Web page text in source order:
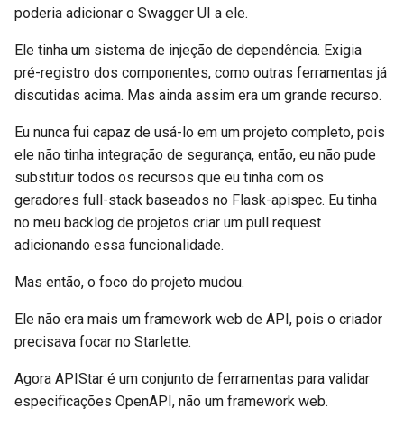
poderia adicionar o Swagger UI a ele.
Ele tinha um sistema de injeção de dependência. Exigia
pré-registro dos componentes, como outras ferramentas já
discutidas acima. Mas ainda assim era um grande recurso.
Eu nunca fui capaz de usá-lo em um projeto completo, pois
ele não tinha integração de segurança, então, eu não pude
substituir todos os recursos que eu tinha com os
geradores full-stack baseados no Flask-apispec. Eu tinha
no meu backlog de projetos criar um pull request
adicionando essa funcionalidade.
Mas então, o foco do projeto mudou.
Ele não era mais um framework web de API, pois o criador
precisava focar no Starlette.
Agora APIStar é um conjunto de ferramentas para validar
especificações OpenAPI, não um framework web.